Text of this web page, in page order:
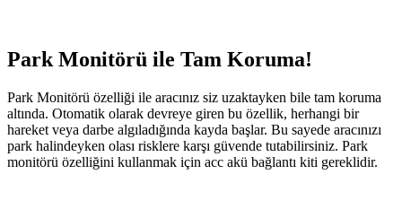
Park Monitörü ile Tam Koruma!
Park Monitörü özelliği ile aracınız siz uzaktayken bile tam koruma
altında. Otomatik olarak devreye giren bu özellik, herhangi bir
hareket veya darbe algıladığında kayda başlar. Bu sayede aracınızı
park halindeyken olası risklere karşı güvende tutabilirsiniz. Park
monitörü özelliğini kullanmak için acc akü bağlantı kiti gereklidir.